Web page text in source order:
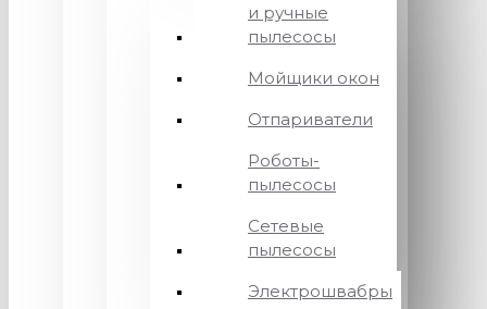
и ручные
пылесосы
Мойщики окон
Отпариватели
Роботы-
пылесосы
Сетевые
пылесосы
Электрошвабры